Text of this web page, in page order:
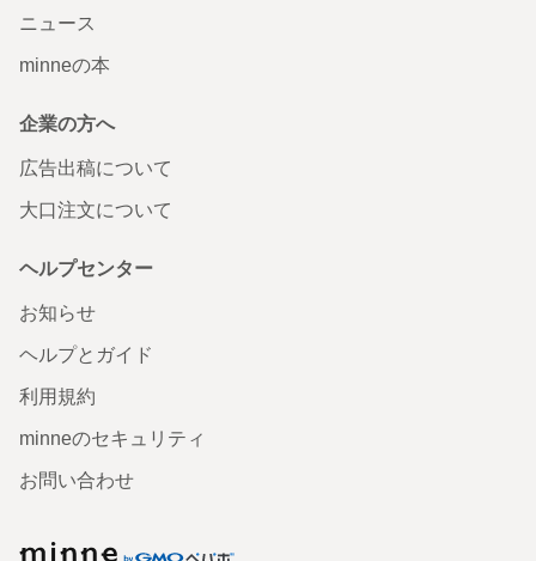
ニュース
minneの本
企業の方へ
広告出稿について
大口注文について
ヘルプセンター
お知らせ
ヘルプとガイド
利用規約
minneのセキュリティ
お問い合わせ